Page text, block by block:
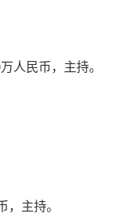
人民币，主持。
，主持。